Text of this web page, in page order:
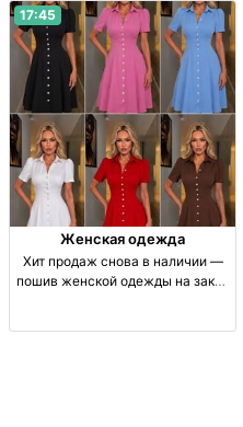
шт.
17:45
Женская одежда
Хит продаж снова в наличии —
пошив женской одежды на заказ